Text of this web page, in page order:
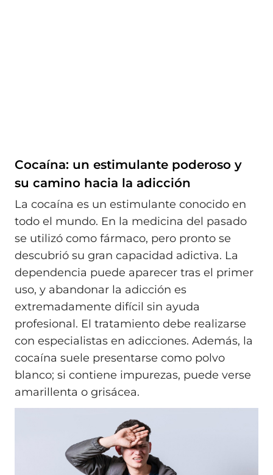
Cocaína: un estimulante poderoso y
su camino hacia la adicción
La cocaína es un estimulante conocido en
todo el mundo. En la medicina del pasado
se utilizó como fármaco, pero pronto se
descubrió su gran capacidad adictiva. La
dependencia puede aparecer tras el primer
uso, y abandonar la adicción es
extremadamente difícil sin ayuda
profesional. El tratamiento debe realizarse
con especialistas en adicciones. Además, la
cocaína suele presentarse como polvo
blanco; si contiene impurezas, puede verse
amarillenta o grisácea.